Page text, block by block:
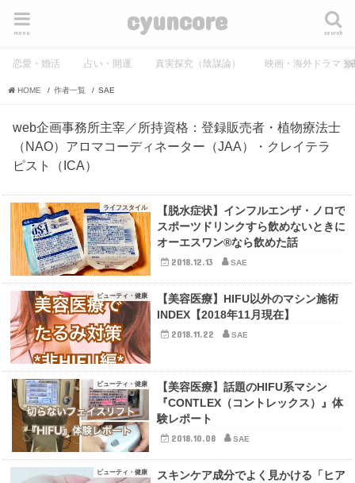
cyuncore search
menu
恋愛・婚活 占い・開運 真実探究（陰謀論） 映画・海外ドラマ・
HOME 作者一覧 SAE
web企画事務所主宰／所持資格：登録販売者・植物療法士
（NAO）アロマコーディネーター（JAA）・クレイテラ
ピスト（ICA）
ライフスタイル
【脱水症状】インフルエンザ・ノロで
スポーツドリンクすら飲めないときに
オーエスワン®️なら飲めた話
2018.12.13 SAE
ビューティ・健康
【美容医療】HIFU以外のマシン施術
INDEX【2018年11月現在】
2018.11.22 SAE
ビューティ・健康
【美容医療】話題のHIFU系マシン
『CONTLEX（コントレックス）』体
験レポート
2018.10.08 SAE
ビューティ・健康
スキンケア成分でよく見かける「ヒア